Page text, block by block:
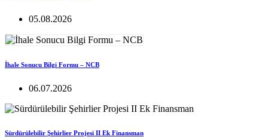
05.08.2026
İhale Sonucu Bilgi Formu – NCB
06.07.2026
Sürdürülebilir Şehirlier Projesi II Ek Finansman